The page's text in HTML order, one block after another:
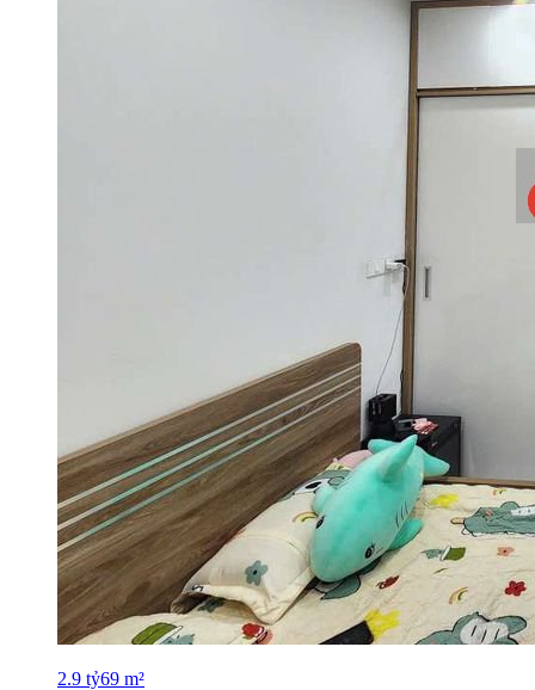
2.9 tỷ69 m²